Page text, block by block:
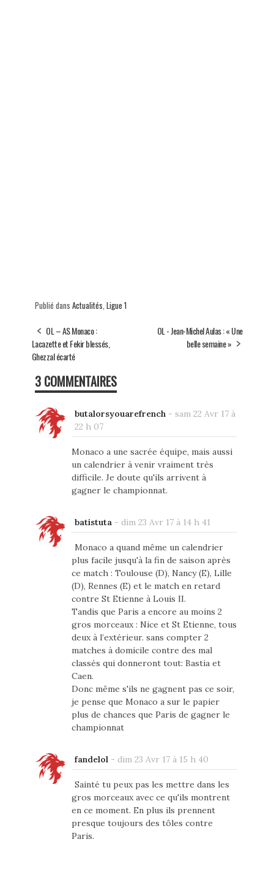
Publié dans Actualités, Ligue 1
OL – AS Monaco :
Lacazette et Fekir blessés,
Ghezzal écarté
OL - Jean-Michel Aulas : « Une
belle semaine »
3 COMMENTAIRES
butalorsyouarefrench- sam 22 Avr 17 à
22 h 07
Monaco a une sacrée équipe, mais aussi
un calendrier à venir vraiment très
difficile. Je doute qu'ils arrivent à
gagner le championnat.
batistuta- dim 23 Avr 17 à 14 h 41
Monaco a quand même un calendrier
plus facile jusqu'à la fin de saison après
ce match : Toulouse (D), Nancy (E), Lille
(D), Rennes (E) et le match en retard
contre St Etienne à Louis II.
Tandis que Paris a encore au moins 2
gros morceaux : Nice et St Etienne, tous
deux à l’extérieur. sans compter 2
matches à domicile contre des mal
classés qui donneront tout: Bastia et
Caen.
Donc même s'ils ne gagnent pas ce soir,
je pense que Monaco a sur le papier
plus de chances que Paris de gagner le
championnat
fandelol- dim 23 Avr 17 à 15 h 40
Sainté tu peux pas les mettre dans les
gros morceaux avec ce qu'ils montrent
en ce moment. En plus ils prennent
presque toujours des tôles contre
Paris.